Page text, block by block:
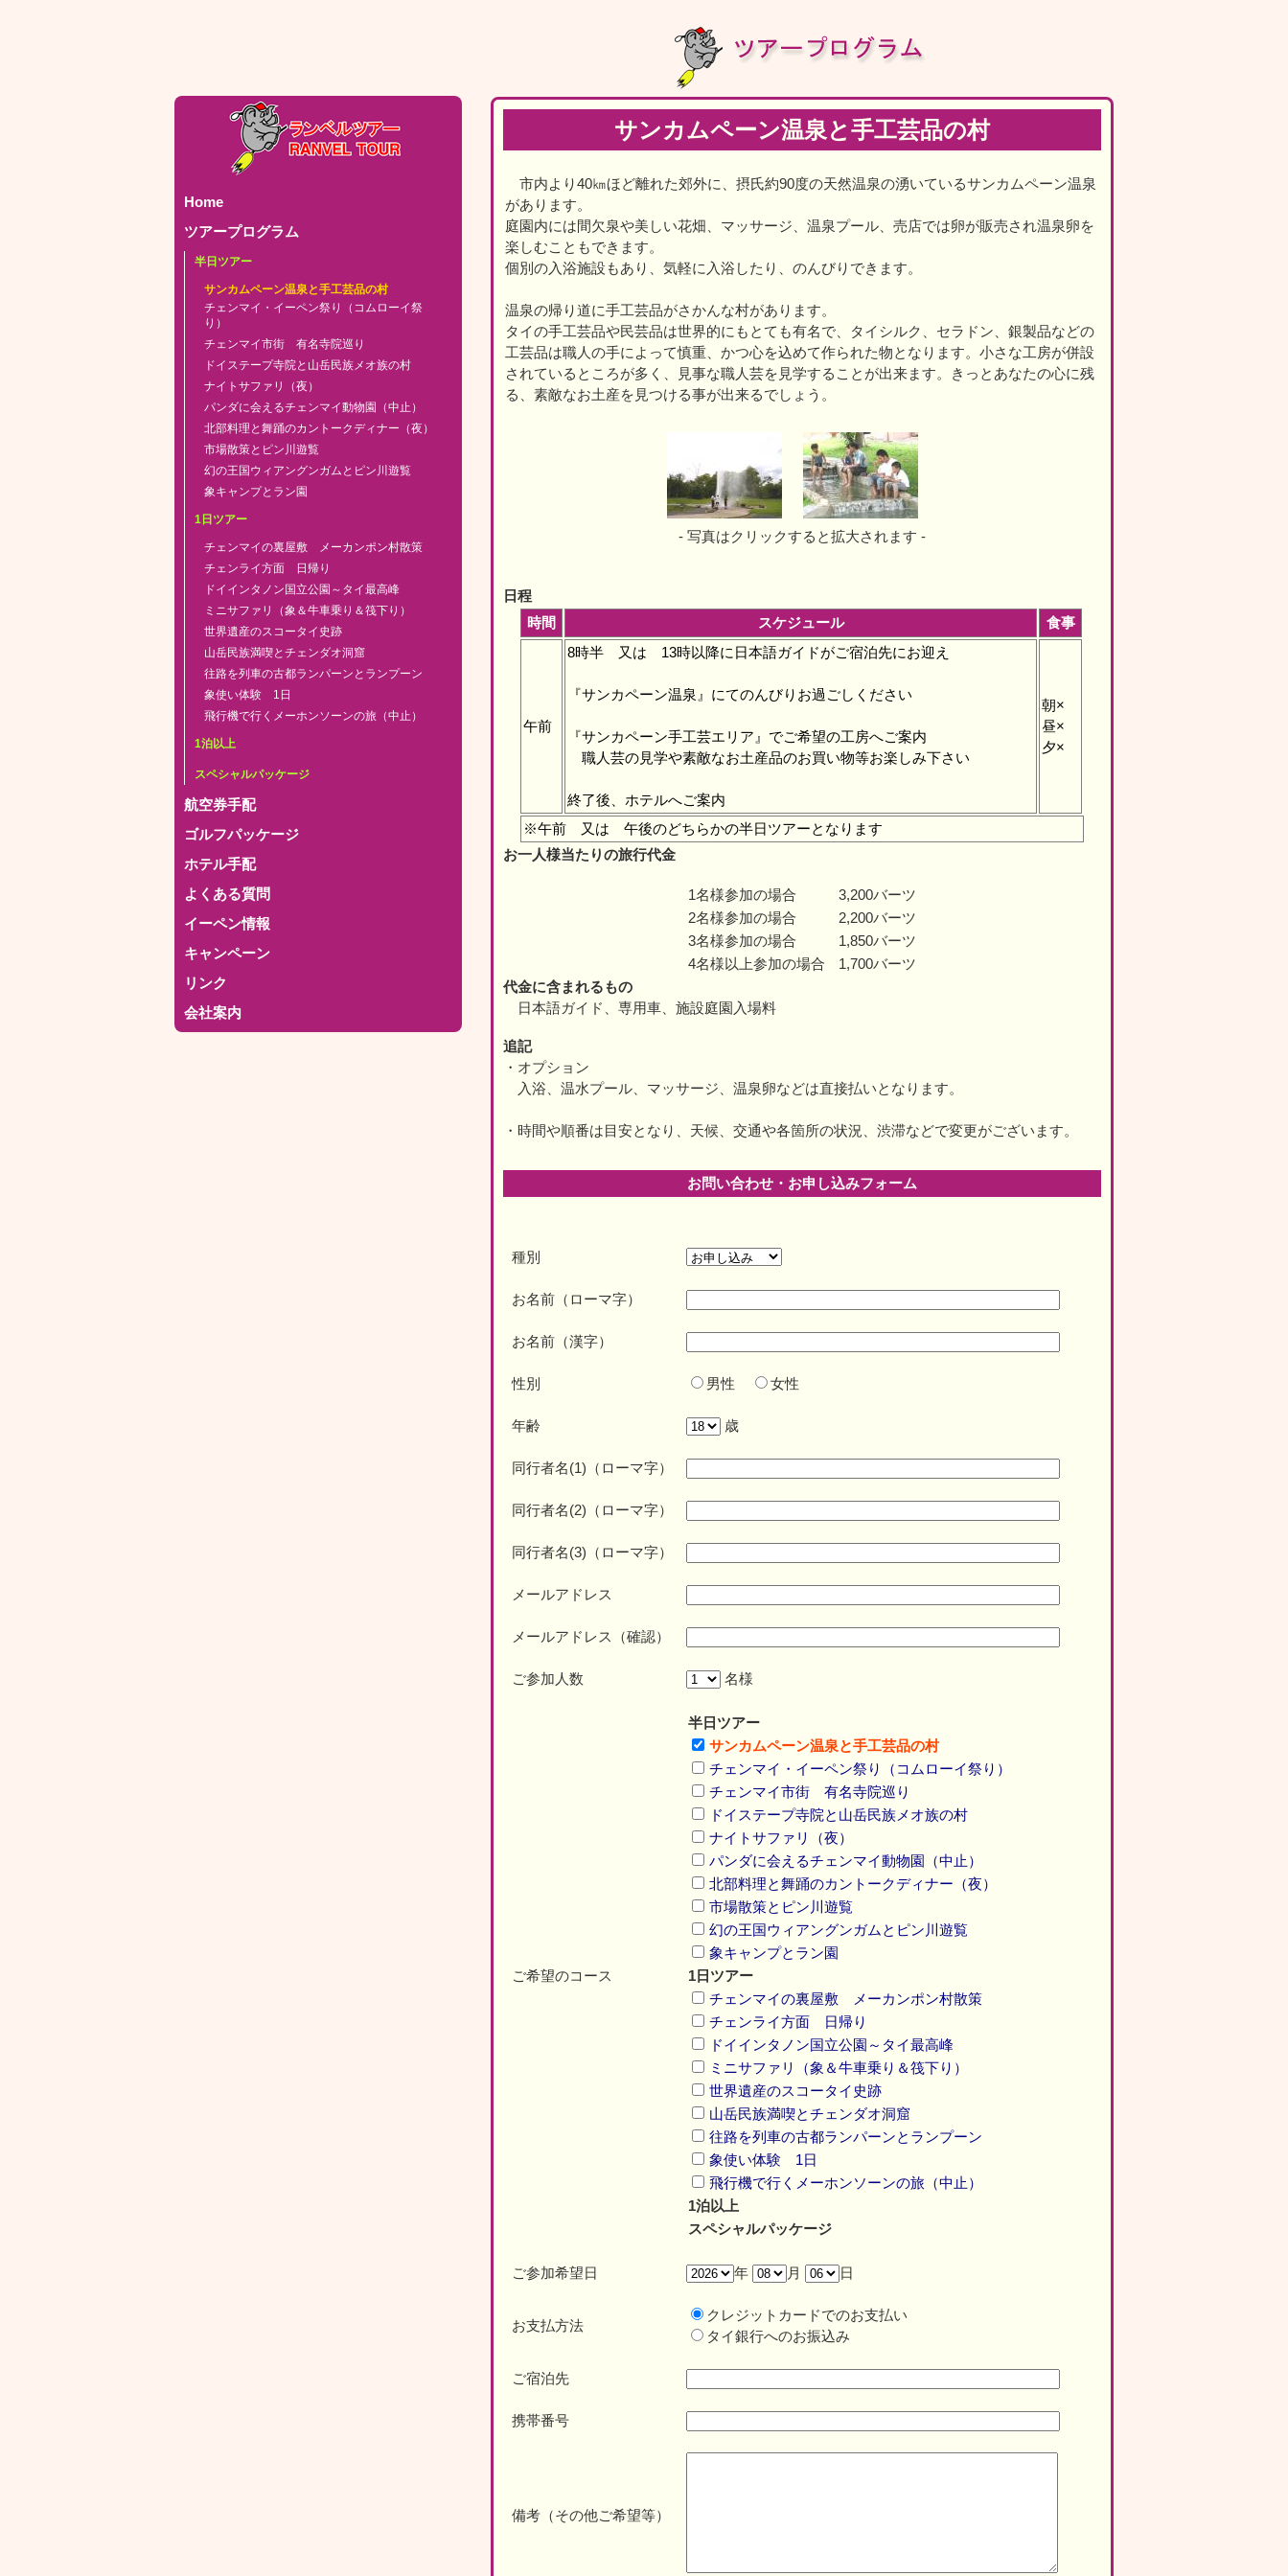
サンカムペーン温泉と手工芸品の村
市内より40㎞ほど離れた郊外に、摂氏約90度の天然温泉の湧いているサンカムペーン温泉
があります。
庭園内には間欠泉や美しい花畑、マッサージ、温泉プール、売店では卵が販売され温泉卵を
楽しむこともできます。
個別の入浴施設もあり、気軽に入浴したり、のんびりできます。
温泉の帰り道に手工芸品がさかんな村があります。
タイの手工芸品や民芸品は世界的にもとても有名で、タイシルク、セラドン、銀製品などの
工芸品は職人の手によって慎重、かつ心を込めて作られた物となります。小さな工房が併設
されているところが多く、見事な職人芸を見学することが出来ます。きっとあなたの心に残
る、素敵なお土産を見つける事が出来るでしょう。
- 写真はクリックすると拡大されます -
日程
時間
スケジュール 食事
午前
8時半 又は 13時以降に日本語ガイドがご宿泊先にお迎え
『サンカペーン温泉』にてのんびりお過ごしください
『サンカペーン手工芸エリア』でご希望の工房へご案内
職人芸の見学や素敵なお土産品のお買い物等お楽しみ下さい
終了後、ホテルへご案内
朝×
昼×
夕×
※午前 又は 午後のどちらかの半日ツアーとなります
お一人様当たりの旅行代金
1名様参加の場合
3,200バーツ
2名様参加の場合
2,200バーツ
3名様参加の場合
1,850バーツ
4名様以上参加の場合
1,700バーツ
代金に含まれるもの
日本語ガイド、専用車、施設庭園入場料
追記
・オプション
入浴、温水プール、マッサージ、温泉卵などは直接払いとなります。
・時間や順番は目安となり、天候、交通や各箇所の状況、渋滞などで変更がございます。
お問い合わせ・お申し込みフォーム
種別
お名前（ローマ字）
お名前（漢字）
性別 男性 女性
年齢 歳
同行者名(1)（ローマ字）
同行者名(2)（ローマ字）
同行者名(3)（ローマ字）
メールアドレス
メールアドレス （確認）
ご参加人数 名様
ご希望のコース
半日ツアー
サンカムペーン温泉と手工芸品の村
チェンマイ・イーペン祭り（コムローイ祭り）
チェンマイ市街 有名寺院巡り
ドイステープ寺院と山岳民族メオ族の村
ナイトサファリ（夜）
パンダに会えるチェンマイ動物園（中止）
北部料理と舞踊のカントークディナー（夜）
市場散策とピン川遊覧
幻の王国ウィアングンガムとピン川遊覧
象キャンプとラン園
1日ツアー
チェンマイの裏屋敷 メーカンポン村散策
チェンライ方面 日帰り
ドイインタノン国立公園～タイ最高峰
ミニサファリ（象＆牛車乗り＆筏下り）
世界遺産のスコータイ史跡
山岳民族満喫とチェンダオ洞窟
往路を列車の古都ランパーンとランプーン
象使い体験 1日
飛行機で行くメーホンソーンの旅（中止）
1泊以上
スペシャルパッケージ
ご参加希望日 年 月 日
お支払方法
クレジットカードでのお支払い
タイ銀行へのお振込み
ご宿泊先
携帯番号
備考（その他ご希望等）
Home
ツアープログラム
半日ツアー
サンカムペーン温泉と手工芸品の村
チェンマイ・イーペン祭り（コムローイ祭
り）
チェンマイ市街 有名寺院巡り
ドイステープ寺院と山岳民族メオ族の村
ナイトサファリ（夜）
パンダに会えるチェンマイ動物園（中止）
北部料理と舞踊のカントークディナー（夜）
市場散策とピン川遊覧
幻の王国ウィアングンガムとピン川遊覧
象キャンプとラン園
1日ツアー
チェンマイの裏屋敷 メーカンポン村散策
チェンライ方面 日帰り
ドイインタノン国立公園～タイ最高峰
ミニサファリ（象＆牛車乗り＆筏下り）
世界遺産のスコータイ史跡
山岳民族満喫とチェンダオ洞窟
往路を列車の古都ランパーンとランプーン
象使い体験 1日
飛行機で行くメーホンソーンの旅（中止）
1泊以上
スペシャルパッケージ
航空券手配
ゴルフパッケージ
ホテル手配
よくある質問
イーペン情報
キャンペーン
リンク
会社案内